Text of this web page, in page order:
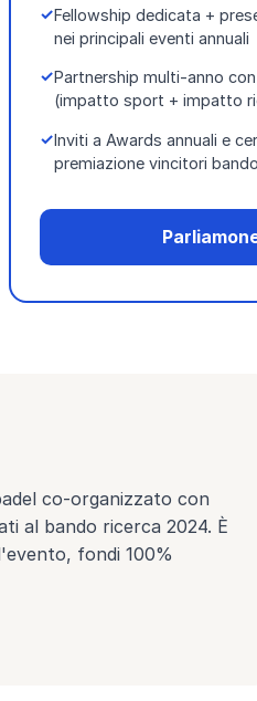
Fellowship dedicata +
nei principali eventi annuali
Partnership multi-anno
(impatto sport + impatto
Inviti a Awards annuali e
premiazione vincitori bando
co-organizzato con
al bando ricerca 2024. È
fondi 100%